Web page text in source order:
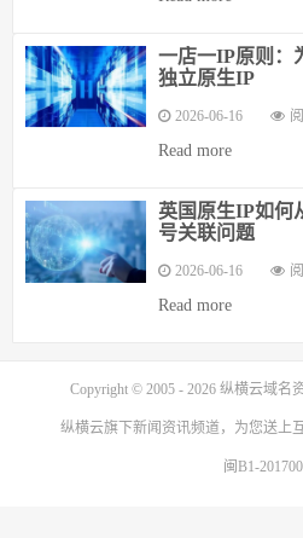
一店一IP原则：
独立原生IP
2026-06-16
Read more
英国原生IP如何
号关联问题
2026-06-16
Read more
Copyright © 2005 - 2026 纵横云域名
纵横云旗下新闻资讯频道，为您送上
闽B1-